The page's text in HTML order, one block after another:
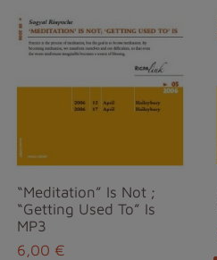
“Meditation” Is Not ;
“Getting Used To” Is
MP3
6,00 €